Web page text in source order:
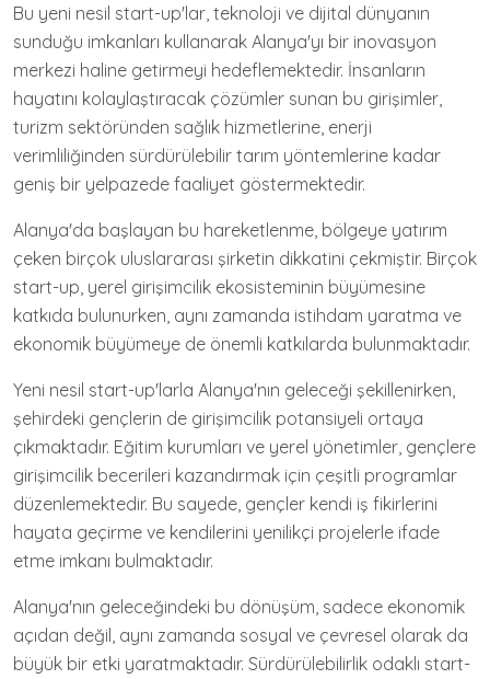
Bu yeni nesil start-up'lar, teknoloji ve dijital dünyanın
sunduğu imkanları kullanarak Alanya'yı bir inovasyon
merkezi haline getirmeyi hedeflemektedir. İnsanların
hayatını kolaylaştıracak çözümler sunan bu girişimler,
turizm sektöründen sağlık hizmetlerine, enerji
verimliliğinden sürdürülebilir tarım yöntemlerine kadar
geniş bir yelpazede faaliyet göstermektedir.
Alanya'da başlayan bu hareketlenme, bölgeye yatırım
çeken birçok uluslararası şirketin dikkatini çekmiştir. Birçok
start-up, yerel girişimcilik ekosisteminin büyümesine
katkıda bulunurken, aynı zamanda istihdam yaratma ve
ekonomik büyümeye de önemli katkılarda bulunmaktadır.
Yeni nesil start-up'larla Alanya'nın geleceği şekillenirken,
şehirdeki gençlerin de girişimcilik potansiyeli ortaya
çıkmaktadır. Eğitim kurumları ve yerel yönetimler, gençlere
girişimcilik becerileri kazandırmak için çeşitli programlar
düzenlemektedir. Bu sayede, gençler kendi iş fikirlerini
hayata geçirme ve kendilerini yenilikçi projelerle ifade
etme imkanı bulmaktadır.
Alanya'nın geleceğindeki bu dönüşüm, sadece ekonomik
açıdan değil, aynı zamanda sosyal ve çevresel olarak da
büyük bir etki yaratmaktadır. Sürdürülebilirlik odaklı start-